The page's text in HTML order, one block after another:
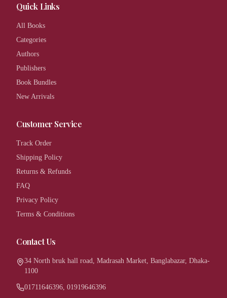
Quick Links
All Books
Categories
Authors
Publishers
Book Bundles
New Arrivals
Customer Service
Track Order
Shipping Policy
Returns & Refunds
FAQ
Privacy Policy
Terms & Conditions
Contact Us
34 North bruk hall road, Madrasah Market, Banglabazar, Dhaka-
1100
01711646396, 01919646396